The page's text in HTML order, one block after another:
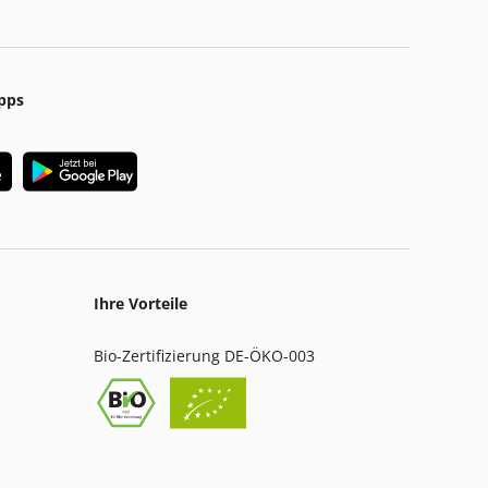
Ihre Vorteile
Bio-Zertifizierung DE-ÖKO-003